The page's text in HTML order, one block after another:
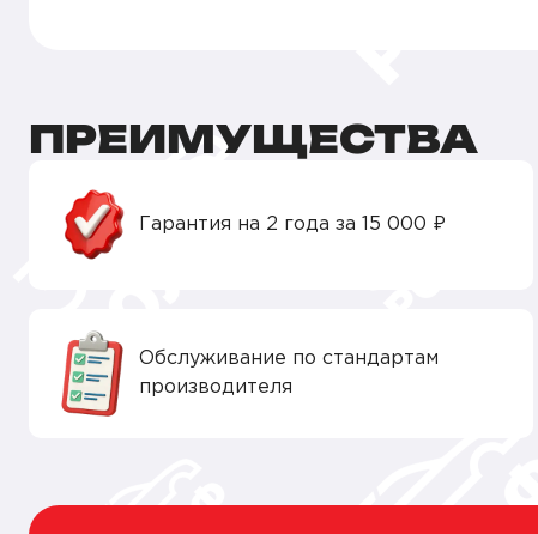
ПРЕИМУЩЕСТВА
Гарантия на 2 года за 15 000 ₽
Обслуживание по стандартам
производителя